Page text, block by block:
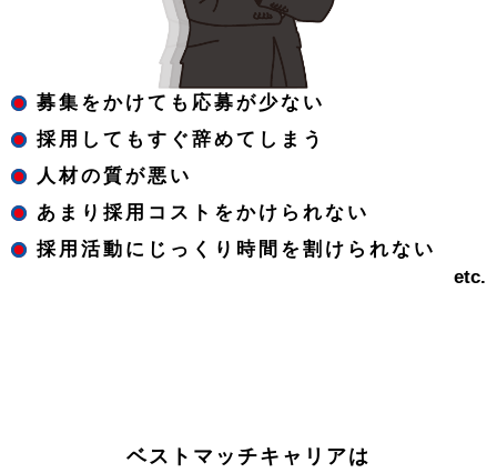
募集をかけても応募が少ない
採用してもすぐ辞めてしまう
人材の質が悪い
あまり採用コストをかけられない
採用活動にじっくり時間を割けられない
etc.
ベストマッチキャリアは